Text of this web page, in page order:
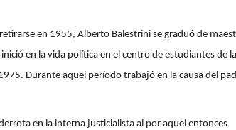
en 1955, Alberto Balestrini se graduó de
en la vida política en el centro de estudiantes de la
Durante aquel período trabajó en la causa del
en la interna justicialista al por aquel entonces